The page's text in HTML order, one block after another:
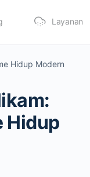
Layanan
Hidup Modern
Hidup